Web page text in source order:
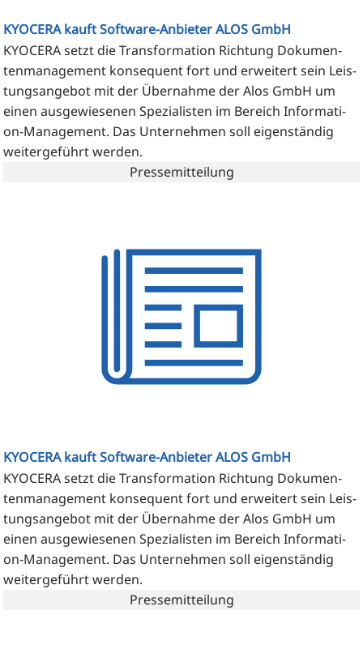
KYOCERA kauft Software-Anbieter ALOS GmbH
KYOCERA setzt die Trans­for­ma­ti­on Rich­tung Doku­men­
ten­ma­nage­ment kon­se­quent fort und erwei­tert sein Leis­
tungs­an­ge­bot mit der Über­nah­me der Alos GmbH um
einen aus­ge­wie­se­nen Spe­zia­lis­ten im Bereich Infor­ma­ti­
on-Manage­ment. Das Unter­neh­men soll eigen­stän­dig
wei­ter­ge­führt werden.
Pressemitteilung
KYOCERA kauft Software-Anbieter ALOS GmbH
KYOCERA setzt die Trans­for­ma­ti­on Rich­tung Doku­men­
ten­ma­nage­ment kon­se­quent fort und erwei­tert sein Leis­
tungs­an­ge­bot mit der Über­nah­me der Alos GmbH um
einen aus­ge­wie­se­nen Spe­zia­lis­ten im Bereich Infor­ma­ti­
on-Manage­ment. Das Unter­neh­men soll eigen­stän­dig
wei­ter­ge­führt werden.
Pressemitteilung